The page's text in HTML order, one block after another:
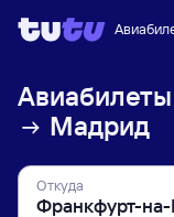
Авиабилеты
Мадрид
Откуда